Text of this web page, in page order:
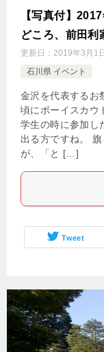
【写真付】
どころ、前田利
更新日： 2019年3月1日
石川県 イベント
金沢を代表するお
頃にボーイスカウ
学生の時に参加し
出る方ですね。
が、「と […]
Tweet